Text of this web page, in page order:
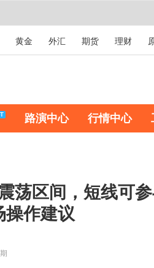
黄金 外汇 期货 理财
路演中心 行情中心
荡区间，短线可
作建议